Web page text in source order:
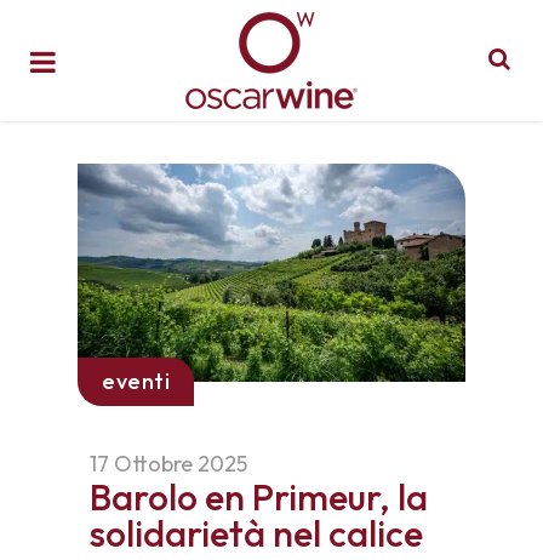
eventi
17 Ottobre 2025
Barolo en Primeur, la
solidarietà nel calice